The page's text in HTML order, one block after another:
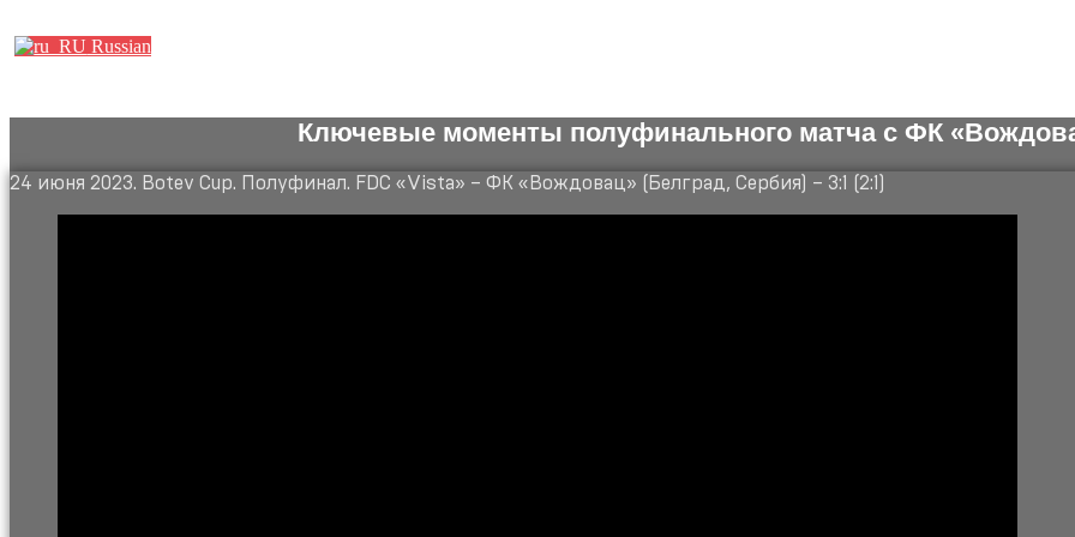
Russian
Ключевые моменты полуфинального матча с ФК
24 июня 2023. Botev Cup. Полуфинал. FDC «Vista» – ФК «Вождовац» (Белград, Сербия) – 3:1 (2:1)